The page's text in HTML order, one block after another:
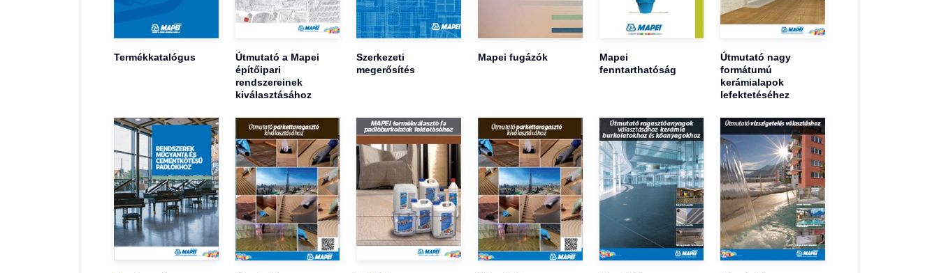
Termékkatalógus
Útmutató a Mapei
építőipari
rendszereinek
kiválasztásához
Szerkezeti
megerősítés
Mapei fugázók
Mapei
fenntarthatóság
Útmutató nagy
formátumú
kerámialapok
lefektetéséhez